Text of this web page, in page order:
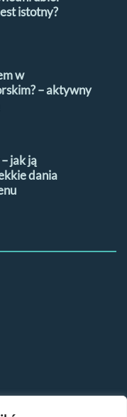
istotny?
w
– aktywny
jak ją
dania